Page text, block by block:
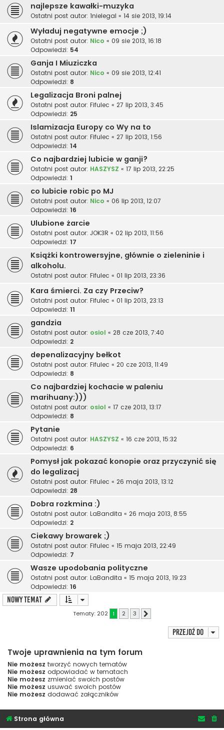
najlepsze kawałki-muzyka
Ostatni post autor: 1nielegal « 14 sie 2013, 19:14
Wyładuj negatywne emocje ;)
Ostatni post autor: Nico « 09 sie 2013, 16:18
Odpowiedzi: 54
Ganja I Miuziczka
Ostatni post autor: Nico « 09 sie 2013, 12:41
Odpowiedzi: 8
Legalizacja Broni palnej
Ostatni post autor: Fifulec « 27 lip 2013, 3:45
Odpowiedzi: 25
Islamizacja Europy co Wy na to
Ostatni post autor: Fifulec « 27 lip 2013, 1:56
Odpowiedzi: 14
Co najbardziej lubicie w ganji?
Ostatni post autor: HASZYSZ « 17 lip 2013, 22:25
Odpowiedzi: 1
co lubicie robic po MJ
Ostatni post autor: Nico « 06 lip 2013, 12:07
Odpowiedzi: 16
Ulubione żarcie
Ostatni post autor: JOK3R « 02 lip 2013, 11:56
Odpowiedzi: 17
Książki kontrowersyjne, głównie o zieleninie i
alkoholu.
Ostatni post autor: Fifulec « 01 lip 2013, 23:36
Kara śmierci. Za czy Przeciw?
Ostatni post autor: Fifulec « 01 lip 2013, 23:13
Odpowiedzi: 11
gandzia
Ostatni post autor: osiol « 28 cze 2013, 7:40
Odpowiedzi: 2
depenalizacyjny bełkot
Ostatni post autor: Fifulec « 20 cze 2013, 11:49
Odpowiedzi: 8
Co najbardziej kochacie w paleniu
marihuany:)))
Ostatni post autor: osiol « 17 cze 2013, 13:17
Odpowiedzi: 8
Pytanie
Ostatni post autor: HASZYSZ « 16 cze 2013, 15:32
Odpowiedzi: 6
Pomysł jak pokazać konopie oraz przyczynić się
do legalizacj
Ostatni post autor: Fifulec « 26 maja 2013, 13:12
Odpowiedzi: 28
Dobra rozkmina :)
Ostatni post autor: LaBandita « 26 maja 2013, 8:55
Odpowiedzi: 2
Ciekawy browarek ;)
Ostatni post autor: Fifulec « 15 maja 2013, 22:49
Odpowiedzi: 7
Wasze upodobania polityczne
Ostatni post autor: LaBandita « 15 maja 2013, 19:23
Odpowiedzi: 16
NOWY TEMAT
Tematy: 202 1 2 3
Przejdź do
Twoje uprawnienia na tym forum
Nie możesz tworzyć nowych tematów
Nie możesz odpowiadać w tematach
Nie możesz zmieniać swoich postów
Nie możesz usuwać swoich postów
Nie możesz dodawać załączników
Strona główna